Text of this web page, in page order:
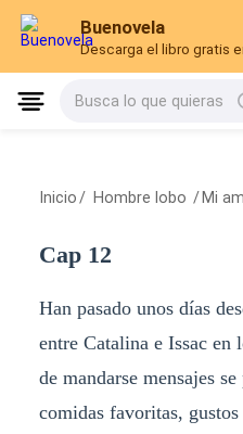
Buenovela
Descarga el libro gratis
Busca lo que quieras
Inicio / Hombre lobo / Mi
Cap 12
Han pasado unos días
entre Catalina e Issac en
de mandarse mensajes
comidas favoritas,